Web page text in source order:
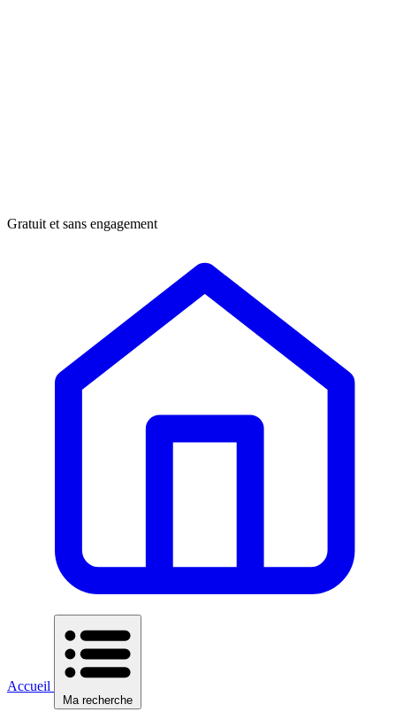
Gratuit et sans engagement
Accueil
Ma recherche